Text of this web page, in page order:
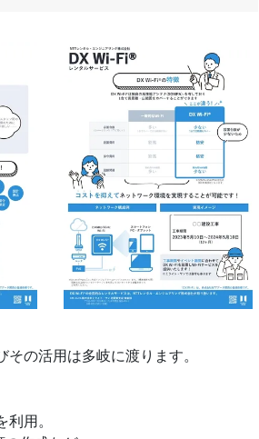
の活用は多岐に渡ります。
用。